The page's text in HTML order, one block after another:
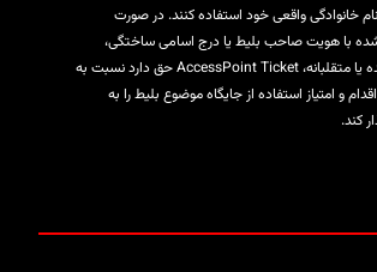
نام خانوادگی واقعی خود استفاده کنند. در صورت
با هویت صاحب بلیط یا درج اسامی ساختگی،
فانتزی، گمراه‌کننده یا متقلبانه، AccessPoint Ticket حق دارد نسبت به
و امتیاز استفاده از جایگاه موضوع بلیط را به
کند.